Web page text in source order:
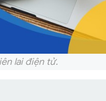
lai điện tử.